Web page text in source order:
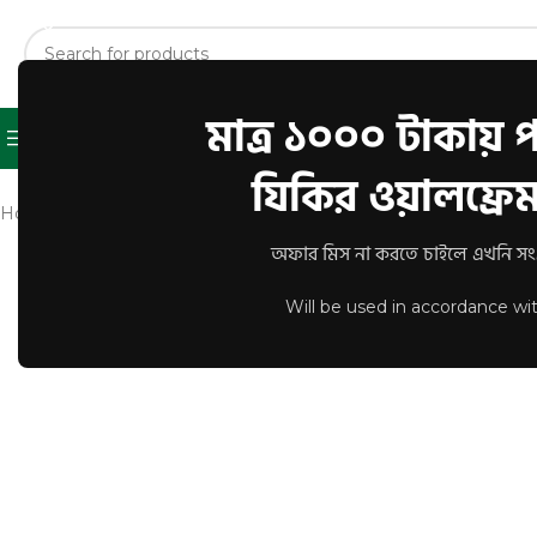
মাত্র ১০০০ টাকায়
যিকির
অফার মিস না করতে চাইলে এখনি
Will be used in accordance
Browse Categories ShopAbout UsContact Us
Home Arabic Calligraphy/Arabic Calligraphy